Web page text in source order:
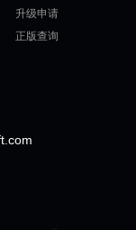
升级申请
正版查询